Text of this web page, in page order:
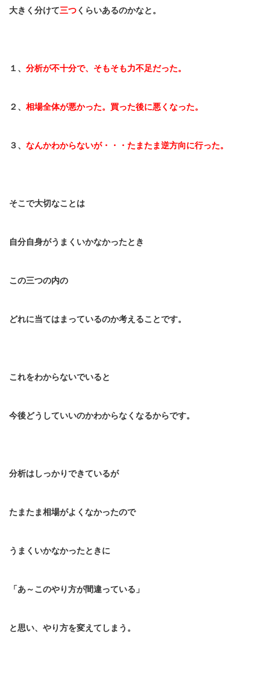
大きく分けて三つくらいあるのかなと。
１、 分析が不十分で、そもそも力不足だった。
２、 相場全体が悪かった。買った後に悪くなった。
３、 なんかわからないが・・・たまたま逆方向に行った。
そこで大切なことは
自分自身がうまくいかなかったとき
この三つの内の
どれに当てはまっているのか考えることです。
これをわからないでいると
今後どうしていいのかわからなくなるからです。
分析はしっかりできているが
たまたま相場がよくなかったので
うまくいかなかったときに
「あ～このやり方が間違っている」
と思い、やり方を変えてしまう。